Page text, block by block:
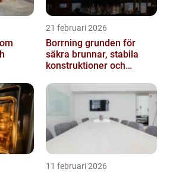
21 februari 2026
Borrning grunden för
säkra brunnar, stabila
konstruktioner och
11 februari 2026